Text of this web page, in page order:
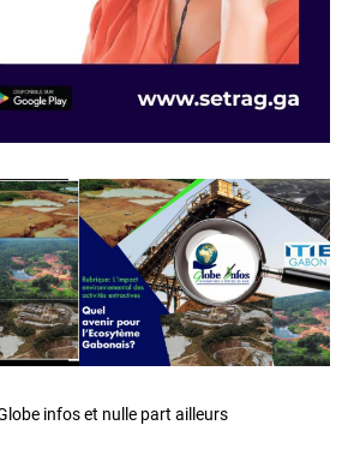
infos et nulle part ailleurs